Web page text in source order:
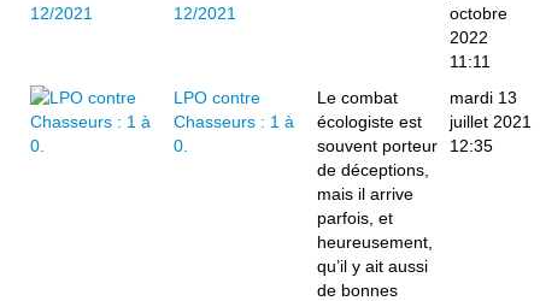
12/2021
octobre
2022
11:11
LPO contre
Chasseurs : 1 à
0.
Le combat
écologiste est
souvent porteur
de déceptions,
mais il arrive
parfois, et
heureusement,
qu’il y ait aussi
de bonnes
mardi 13
juillet 2021
12:35